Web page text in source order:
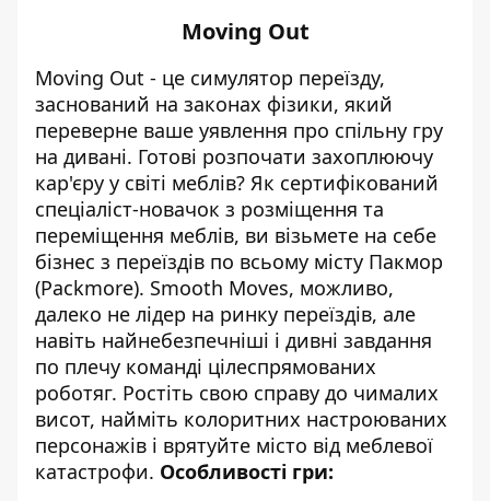
Moving Out
Moving Out - це симулятор переїзду,
заснований на законах фізики, який
переверне ваше уявлення про спільну гру
на дивані. Готові розпочати захоплюючу
кар'єру у світі меблів? Як сертифікований
спеціаліст-новачок з розміщення та
переміщення меблів, ви візьмете на себе
бізнес з переїздів по всьому місту Пакмор
(Packmore). Smooth Moves, можливо,
далеко не лідер на ринку переїздів, але
навіть найнебезпечніші і дивні завдання
по плечу команді цілеспрямованих
роботяг. Ростіть свою справу до чималих
висот, найміть колоритних настроюваних
персонажів і врятуйте місто від меблевої
катастрофи. Особливості гри: